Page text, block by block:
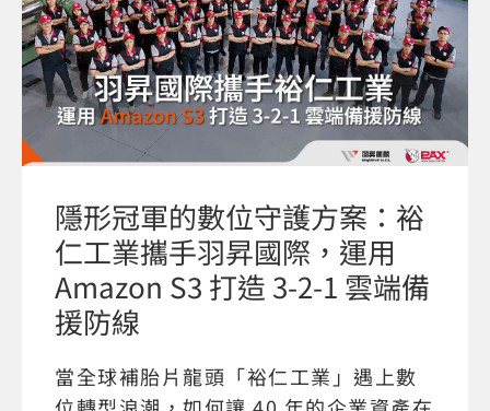
隱形冠軍的數位守護方案：裕
仁工業攜手羽昇國際，運用
Amazon S3 打造 3-2-1 雲端備
援防線
當全球補胎片龍頭「裕仁工業」遇上數